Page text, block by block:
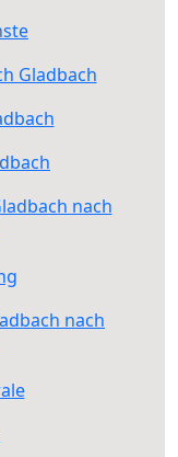
Gladbach
nach
nach